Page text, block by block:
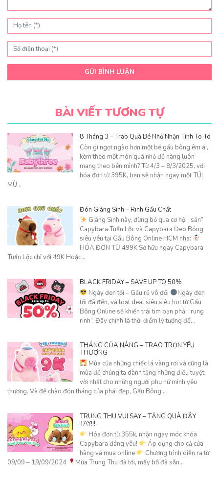
GỬI BÌNH LUẬN
BÀI VIẾT TƯƠNG TỰ
8 Tháng 3 – Trao Quà Bé Nhỏ Nhận Tình To To
Còn gì ngọt ngào hơn một bé gấu bông êm ái,
kèm theo một món quà nhỏ để nàng luôn
mang theo bên mình? Từ 4/3 – 8/3/2025, với
hóa đơn từ 395K, bạn sẽ nhận ngay một TÚI
MÙ…
Đón Giáng Sinh – Rinh Gấu Chất
Giáng Sinh này, đừng bỏ qua cơ hội “săn”
Capybara Tuần Lộc và Capybara Đeo Bóng
siêu yêu tại Gấu Bông Online HCM nha:
HÓA ĐƠN TỪ 499K Sở hữu ngay Capybara
Tuần Lộc chỉ với 49K Hoặc…
BLACK FRIDAY – SAVE UP TO 50%
Ngày đen tối – Gấu rẻ vô đối
Ngày đen
tối đã đến, và loạt deal siêu siêu hot từ Gấu
Bông Online sẽ khiến trái tim bạn phải “rung
rinh”. Đây chính là thời điểm lý tưởng để…
THÁNG CỦA NÀNG – TRAO TRỌN YÊU
THƯƠNG
Mùa của những chiếc lá vàng rơi và cũng là
mùa để chúng ta dành tặng những điều tuyệt
vời nhất cho những người phụ nữ mình yêu
thương. Và để chào đón tháng của phái đẹp, Gấu Bông…
TRUNG THU VUI SAY – TẶNG QUÀ ĐẦY
TAY!!!
Hóa đơn từ 355k, nhận ngay móc khóa
Capybara đáng yêu!
Áp dụng cho cả cửa
hàng và mua online
Chương trình diễn ra từ
09/09 – 19/09/2024
Mùa Trung Thu đã tới, mấy bồ đã sẵn…